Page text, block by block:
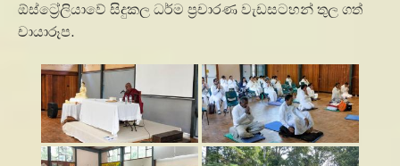
ඕස්ට්‍රේලියාවේ සිදුකල ධර්ම ප්‍රචාරණ වැඩසටහන් තුල ගත්
චායාරූප.